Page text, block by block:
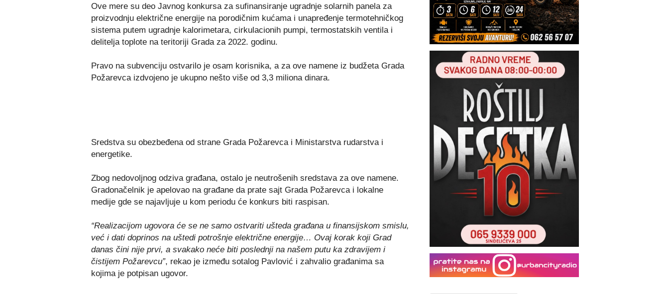
Ove mere su deo Javnog konkursa za sufinansiranje ugradnje solarnih panela za
proizvodnju električne energije na porodičnim kućama i unapređenje termotehničkog
sistema putem ugradnje kalorimetara, cirkulacionih pumpi, termostatskih ventila i
delitelja toplote na teritoriji Grada za 2022. godinu.
Pravo na subvenciju ostvarilo je osam korisnika, a za ove namene iz budžeta Grada
Požarevca izdvojeno je ukupno nešto više od 3,3 miliona dinara.
Sredstva su obezbeđena od strane Grada Požarevca i Ministarstva rudarstva i
energetike.
Zbog nedovoljnog odziva građana, ostalo je neutrošenih sredstava za ove namene.
Gradonačelnik je apelovao na građane da prate sajt Grada Požarevca i lokalne
medije gde se najavljuje u kom periodu će konkurs biti raspisan.
“Realizacijom ugovora će se ne samo ostvariti ušteda građana u finansijskom smislu,
već i dati doprinos na uštedi potrošnje električne energije… Ovaj korak koji Grad
danas čini nije prvi, a svakako neće biti poslednji na našem putu ka zdravijem i
čistijem Požarevcu”, rekao je između sotalog Pavlović i zahvalio građanima sa
kojima je potpisan ugovor.